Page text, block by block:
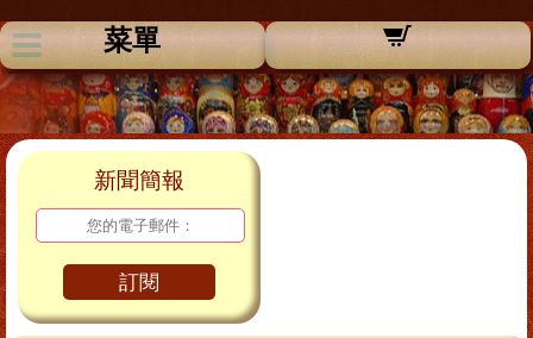
菜單
新聞簡報
訂閱